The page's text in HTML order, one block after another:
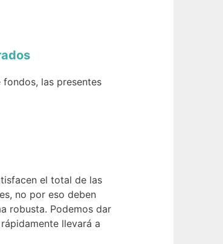
las presentes
el total de las
no por eso deben
robusta. Podemos dar
llevará a